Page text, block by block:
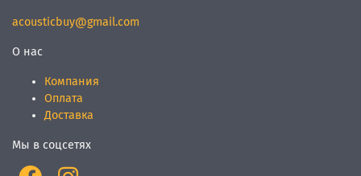
acousticbuy@gmail.com
О нас
Компания
Оплата
Доставка
Мы в соцсетях